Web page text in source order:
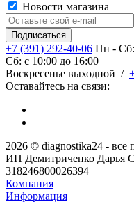
Новости магазина
+7 (391) 292-40-06 Пн - Сб:
Сб: c 10:00 до 16:00
​Воскресенье выходной /
Оставайтесь на связи:
2026 © diagnostika24 - все
ИП Демитриченко Дарья
318246800026394
Компания
Информация